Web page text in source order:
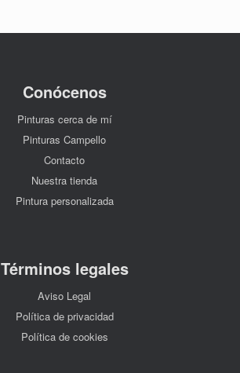
Conócenos
Pinturas cerca de mí
Pinturas Campello
Contacto
Nuestra tienda
Pintura personalizada
Términos legales
Aviso Legal
Política de privacidad
Política de cookies